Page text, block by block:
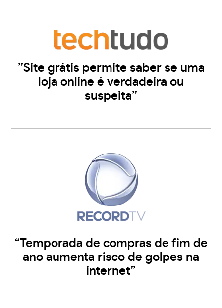
”Site grátis permite saber se uma
loja online é verdadeira ou
suspeita”
“Temporada de compras de fim de
ano aumenta risco de golpes na
internet”